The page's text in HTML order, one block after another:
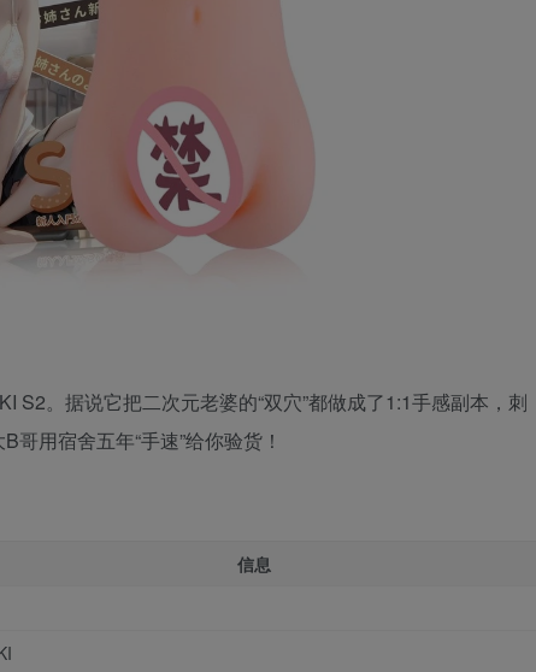
。据说它把二次元老婆的“双穴”都做成了1:1手感副本，刺
用宿舍五年“手速”给你验货！
信息